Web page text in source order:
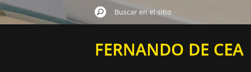
FERNANDO DE CEA